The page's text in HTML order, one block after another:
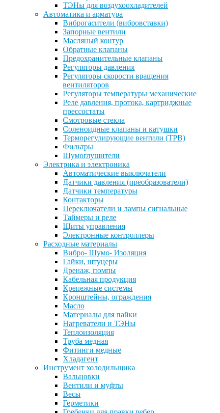
ТЭНы для воздухоохладителей
Автоматика и арматура
Виброгасители (вибровставки)
Запорные вентили
Масляный контур
Обратные клапаны
Предохранительные клапаны
Регуляторы давления
Регуляторы скорости вращения
вентиляторов
Регуляторы температуры механические
Реле давления, протока, картриджные
прессостаты
Смотровые стекла
Соленоидные клапаны и катушки
Терморегулирующие вентили (ТРВ)
Фильтры
Шумоглушители
Электрика и электроника
Автоматические выключатели
Датчики давления (преобразователи)
Датчики температуры
Контакторы
Переключатели и лампы сигнальные
Таймеры и реле
Щиты управления
Электронные контроллеры
Расходные материалы
Вибро- Шумо- Изоляция
Гайки, штуцеры
Дренаж, помпы
Кабельная продукция
Крепежные системы
Кронштейны, ограждения
Масло
Материалы для пайки
Нагреватели и ТЭНы
Теплоизоляция
Труба медная
Фитинги медные
Хладагент
Инструмент холодильщика
Вальцовки
Вентили и муфты
Весы
Герметики